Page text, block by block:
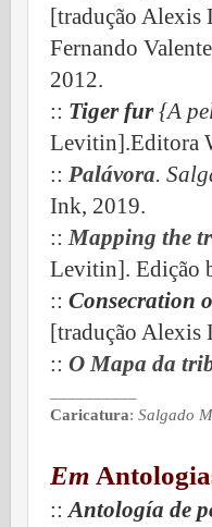
[tradução
Fernando
2012.
:: Tiger fur{A
Levitin].Editora
:: Palávora.
Ink, 2019.
::Mapping the
Levitin]. Edição
:: Consecration
[tradução Alexis
:: O Mapa da
Caricatura: Salgado
Em
::Antología de